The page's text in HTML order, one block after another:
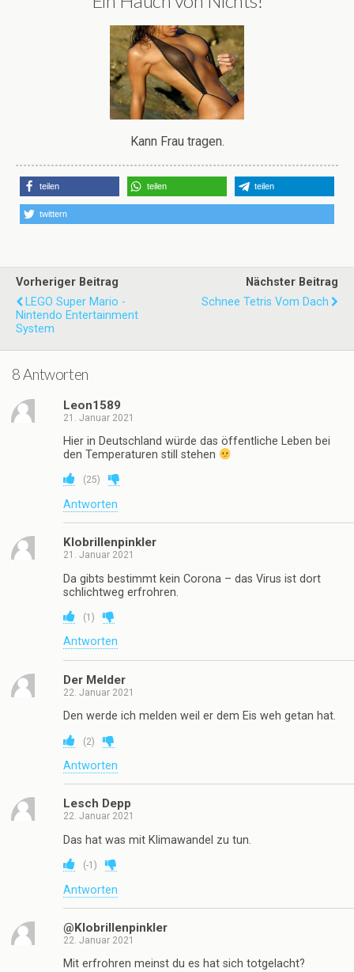
Kann Frau tragen.
teilen teilen teilen
twittern
Vorheriger Beitrag
LEGO Super Mario -
Nintendo Entertainment
System
Nächster Beitrag
Schnee Tetris Vom Dach
8 Antworten
Leon1589
21. Januar 2021
Hier in Deutschland würde das öffentliche Leben bei
den Temperaturen still stehen
(25)
Antworten
Klobrillenpinkler
21. Januar 2021
Da gibts bestimmt kein Corona – das Virus ist dort
schlichtweg erfrohren.
(1 )
Antworten
Der Melder
22. Januar 2021
Den werde ich melden weil er dem Eis weh getan hat.
(2)
Antworten
Lesch Depp
22. Januar 2021
Das hat was mit Klimawandel zu tun.
(-1 )
Antworten
@Klobrillenpinkler
22. Januar 2021
Mit erfrohren meinst du es hat sich totgelacht?